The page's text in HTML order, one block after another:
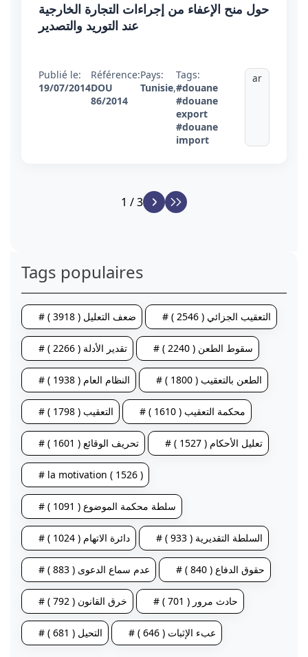
حول منح الإعفاء من إجراءات التجارة الخارجية
عند التوريد والتصدير
Publié le:
19/07/2014
Référence:
DOU
86/2014
Pays:
Tunisie,
Tags:
#douane
#douane
export
#douane
import
ar
1 / 3
Tags populaires
# ضعف التعليل ( 3918 ) # التعقيب الجزائي ( 2546 )
# تقدير الأدلة ( 2266 ) # سقوط الطعن ( 2240 )
# النظام العام ( 1938 ) # الطعن بالتعقيب ( 1800 )
# التعقيب ( 1798 ) # محكمة التعقيب ( 1610 )
# تحريف الوقائع ( 1601 ) # تعليل الأحكام ( 1527 )
# la motivation ( 1526 )
# سلطة محكمة الموضوع ( 1091 )
# دائرة الاتهام ( 1024 ) # السلطة التقديرية ( 933 )
# عدم سماع الدعوى ( 883 ) # حقوق الدفاع ( 840 )
# خرق القانون ( 792 ) # حادث مرور ( 701 )
# التحيل ( 681 ) # عبء الإثبات ( 646 )